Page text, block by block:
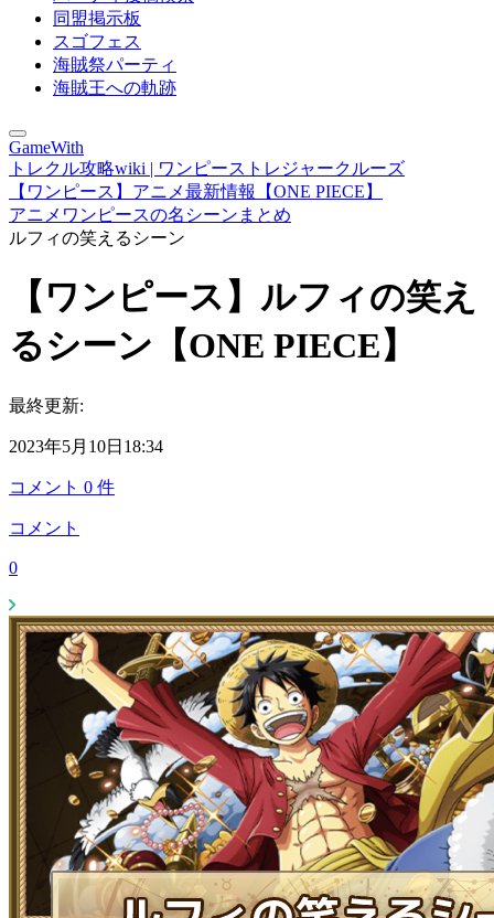
同盟掲示板
スゴフェス
海賊祭パーティ
海賊王への軌跡
GameWith
トレクル攻略wiki | ワンピーストレジャークルーズ
【ワンピース】アニメ最新情報【ONE PIECE】
アニメワンピースの名シーンまとめ
ルフィの笑えるシーン
【ワンピース】ルフィの笑え
るシーン【ONE PIECE】
最終更新:
2023年5月10日18:34
コメント 0 件
コメント
0